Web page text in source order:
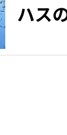
ハス